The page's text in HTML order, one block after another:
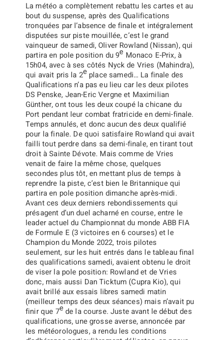
La météo a complètement rebattu les cartes et au
bout du suspense, après des Qualifications
tronquées par l’absence de finale et intégralement
disputées sur piste mouillée, c’est le grand
vainqueur de samedi, Oliver Rowland (Nissan), qui
partira en pole position du 9e Monaco E-Prix, à
15h04, avec à ses côtés Nyck de Vries (Mahindra),
qui avait pris la 2e place samedi… La finale des
Qualifications n’a pas eu lieu car les deux pilotes
DS Penske, Jean-Eric Vergne et Maximilian
Günther, ont tous les deux coupé la chicane du
Port pendant leur combat fratricide en demi-finale.
Temps annulés, et donc aucun des deux qualifié
pour la finale. De quoi satisfaire Rowland qui avait
failli tout perdre dans sa demi-finale, en tirant tout
droit à Sainte Dévote. Mais comme de Vries
venait de faire la même chose, quelques
secondes plus tôt, en mettant plus de temps à
reprendre la piste, c’est bien le Britannique qui
partira en pole position dimanche après-midi.
Avant ces deux derniers rebondissements qui
présagent d’un duel acharné en course, entre le
leader actuel du Championnat du monde ABB FIA
de Formule E (3 victoires en 6 courses) et le
Champion du Monde 2022, trois pilotes
seulement, sur les huit entrés dans le tableau final
des qualifications samedi, avaient obtenu le droit
de viser la pole position: Rowland et de Vries
donc, mais aussi Dan Ticktum (Cupra Kio), qui
avait brillé aux essais libres samedi matin
(meilleur temps des deux séances) mais n’avait pu
finir que 7ede la course. Juste avant le début des
qualifications, une grosse averse, annoncée par
les météorologues, a rendu les conditions